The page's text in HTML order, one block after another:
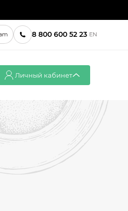
8 800 600 52 23 EN
Личный кабинет
Вход
Регистрация